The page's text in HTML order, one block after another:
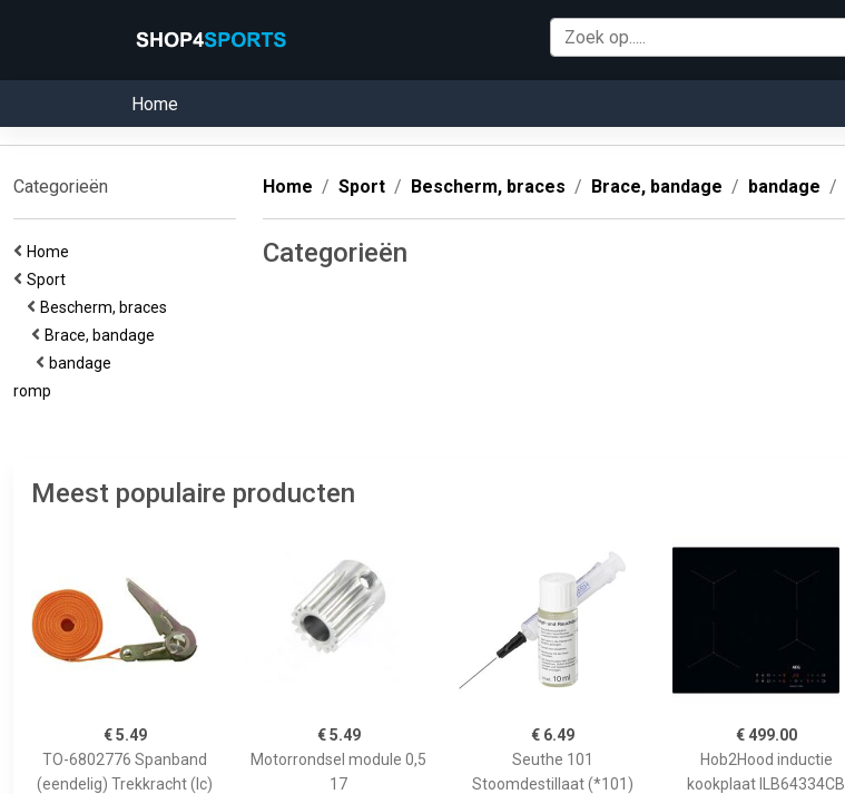
Home
Categorieën
Home
Sport
Bescherm, braces
Brace, bandage
bandage
romp
Home Sport Bescherm, braces Brace, bandage bandage
Categorieën
Meest populaire producten
€ 5.49
TO-6802776 Spanband
(eendelig) Trekkracht (lc)
€ 5.49
Motorrondsel module 0,5
17
€ 6.49
Seuthe 101
Stoomdestillaat (*101)
€ 499.00
Hob2Hood inductie
kookplaat ILB64334CB